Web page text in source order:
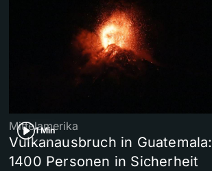
1 Min
Mittelamerika
Vulkanausbruch in Guatemala:
1400 Personen in Sicherheit